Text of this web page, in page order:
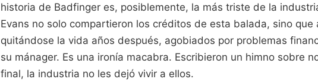
historia de Badfinger es, posiblemente, la más triste de la
Evans no solo compartieron los créditos de esta balada, sino que
quitándose la vida años después, agobiados por problemas
su mánager. Es una ironía macabra. Escribieron un himno sobre
final, la industria no les dejó vivir a ellos.